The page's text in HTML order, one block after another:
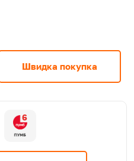
Швидка покупка
6